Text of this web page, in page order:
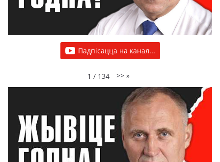
Падпісацца на канал...
1 / 134 >> »